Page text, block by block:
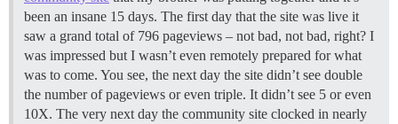
been an insane 15 days. The first day that the site was live it
saw a grand total of 796 pageviews – not bad, not bad, right? I
was impressed but I wasn’t even remotely prepared for what
was to come. You see, the next day the site didn’t see double
the number of pageviews or even triple. It didn’t see 5 or even
10X. The very next day the community site clocked in nearly